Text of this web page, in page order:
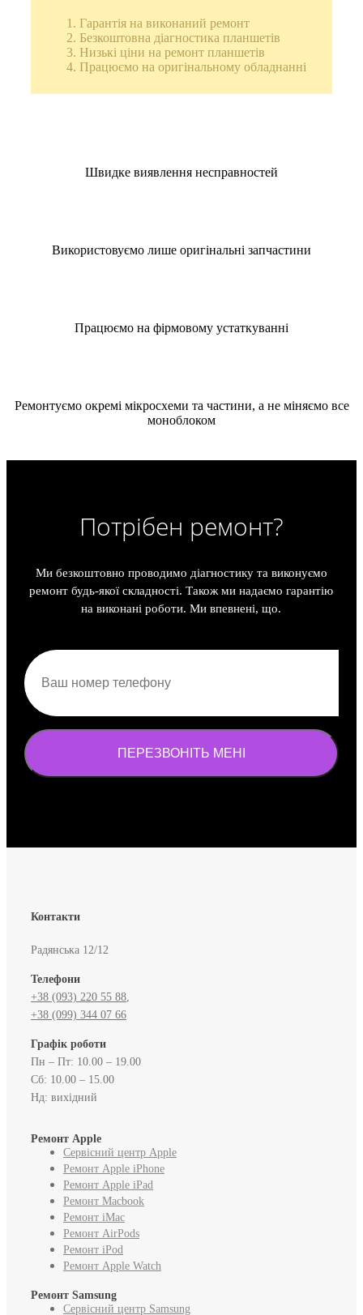
Гарантія на виконаний ремонт
Безкоштовна діагностика планшетів
Низькі ціни на ремонт планшетів
Працюємо на оригінальному обладнанні
Швидке виявлення несправностей
Використовуємо лише оригінальні запчастини
Працюємо на фірмовому устаткуванні
Ремонтуємо окремі мікросхеми та частини, а не міняємо все
моноблоком
Потрібен ремонт?
Ми безкоштовно проводимо діагностику та виконуємо
ремонт будь-якої складності. Також ми надаємо гарантію
на виконані роботи. Ми впевнені, що.
Контакти
Радянська 12/12
Телефони
+38 (093) 220 55 88,
+38 (099) 344 07 66
Графік роботи
Пн – Пт: 10.00 – 19.00
Сб: 10.00 – 15.00
Нд: вихідний
Ремонт Apple
Сервісний центр Apple
Ремонт Apple iPhone
Ремонт Apple iPad
Ремонт Macbook
Ремонт iMac
Ремонт AirPods
Ремонт iPod
Ремонт Apple Watch
Ремонт Samsung
Сервісний центр Samsung